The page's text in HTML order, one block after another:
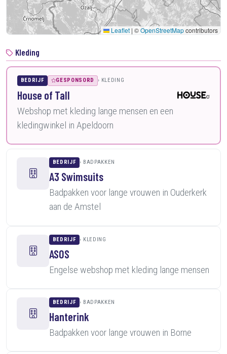
Leaflet | ©OpenStreetMapcontributors
Kleding
BEDRIJF GESPONSORD KLEDING
House of Tall
Webshop met kleding lange mensen en een
kledingwinkel in Apeldoorn
BEDRIJF BADPAKKEN
A3 Swimsuits
Badpakken voor lange vrouwen in Ouderkerk
aan de Amstel
BEDRIJF KLEDING
ASOS
Engelse webshop met kleding lange mensen
BEDRIJF BADPAKKEN
Hanterink
Badpakken voor lange vrouwen in Borne